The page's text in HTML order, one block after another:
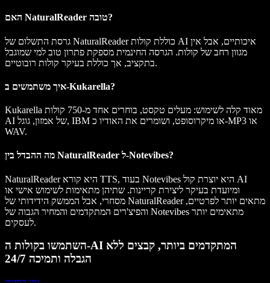
האם NaturalReader טובה?
גרסת התשלום של NaturalReader כוללת קולות AI איכותיים, אבל אין
מגוון רחב של קולות. הגרסה החינמית מספקת פתרון טוב למי שמוגבל
בתקציב, אך כוללת בעיקר קולות רובוטיים.
איך משתמשים ב-Kukarella?
Kukarella מאוד קלה לשימוש: מעלים טקסט, בוחרים אחד מ-750 קולות
AI של אמזון, גוגל, IBM או מיקרוסופט, ושומרים את האודיו כ-MP3 או
WAV.
מה ההבדל בין NaturalReader ל-Notevibes?
NaturalReader היא קורא TTS, בעוד Notevibes היא יוצרת קול AI
ומיועדת בעיקר ליצירת קריינות. שתיהן מתאימות לשימוש אישי או
מסחרי, אבל הממשק הידידותי של NaturalReader מתאים יותר לפרטיים,
והפיצ'רים המתקדמים והמחיר הגבוה של Notevibes מתאימים יותר
לעסקים.
השתמשו בקולות ה-AI המתקדמים ביותר, קבצים ללא
הגבלה ותמיכה 24/7